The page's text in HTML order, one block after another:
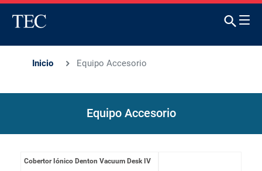
Inicio Equipo Accesorio
Equipo Accesorio
Cobertor Iónico Denton Vacuum Desk IV